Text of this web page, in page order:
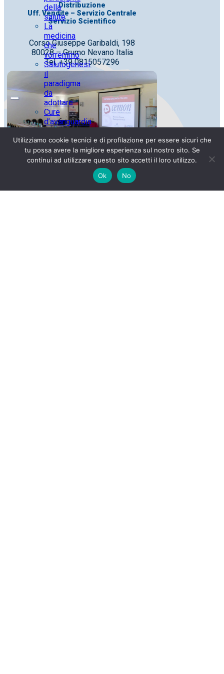
della
salute
La
medicina
che
vorremmo
Salutogenesi:
il
paradigma
da
adottare
Cure
d’avanguardia
su
conoscenze
antiche
vocazione
Distribuzione
Uff. Vendite – Servizio Centrale
Servizio Scientifico
Corso Giuseppe Garibaldi, 198
80028 – Grumo Nevano Italia
Tel. +39 0815057296
Utilizziamo cookie tecnici e di profilazione per essere sicuri che
tu possa avere la migliore esperienza sul nostro sito. Se
continui ad utilizzare questo sito accetti il loro utilizzo.
Ok
No